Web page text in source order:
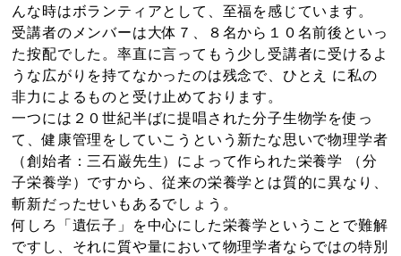
んな時はボランティアとして、至福を感じています。
受講者のメンバーは大体７、８名から１０名前後といっ
た按配でした。率直に言ってもう少し受講者に受けるよ
うな広がりを持てなかったのは残念で、ひとえ に私の
非力によるものと受け止めております。
一つには２０世紀半ばに提唱された分子生物学を使っ
て、健康管理をしていこうという新たな思いで物理学者
（創始者：三石巌先生）によって作られた栄養学 （分
子栄養学）ですから、従来の栄養学とは質的に異なり、
斬新だったせいもあるでしょう。
何しろ「遺伝子」を中心にした栄養学ということで難解
ですし、それに質や量において物理学者ならではの特別